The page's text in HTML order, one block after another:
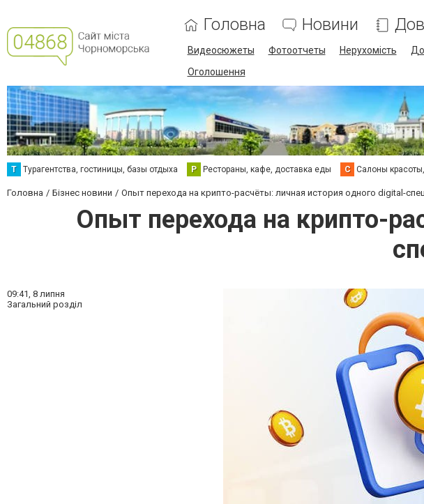
Головна Новини
Видеосюжеты Фотоотчеты Нерухомість
Оголошення
Т Турагентства, гостиницы, базы отдыха Р Рестораны, кафе, доставка еды С Салоны
Головна Бізнес новини Опыт перехода на крипто-расчёты: личная история одного digital-
Опыт перехода на крипто-
09:41, 8 липня
Загальний розділ